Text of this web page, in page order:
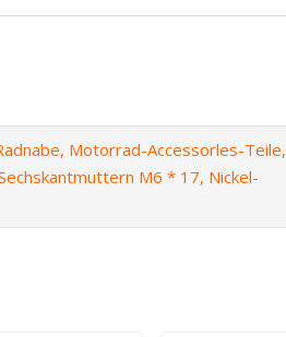
Motorrad-Accessorles-Teile,
M6 * 17, Nickel-